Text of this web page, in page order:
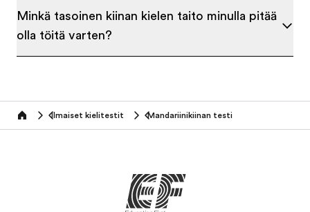
Minkä tasoinen kiinan kielen taito minulla pitää
olla töitä varten?
Home Ilmaiset kielitestit Mandariinikiinan testi